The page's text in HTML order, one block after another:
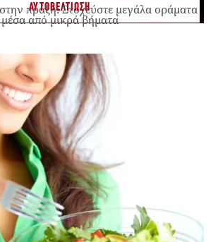
ΑΥΤΟΒΕΛΤΙΩΣΗ
πράξη: Στοχεύστε μεγάλα οράματα
μέσα από μικρά βήματα